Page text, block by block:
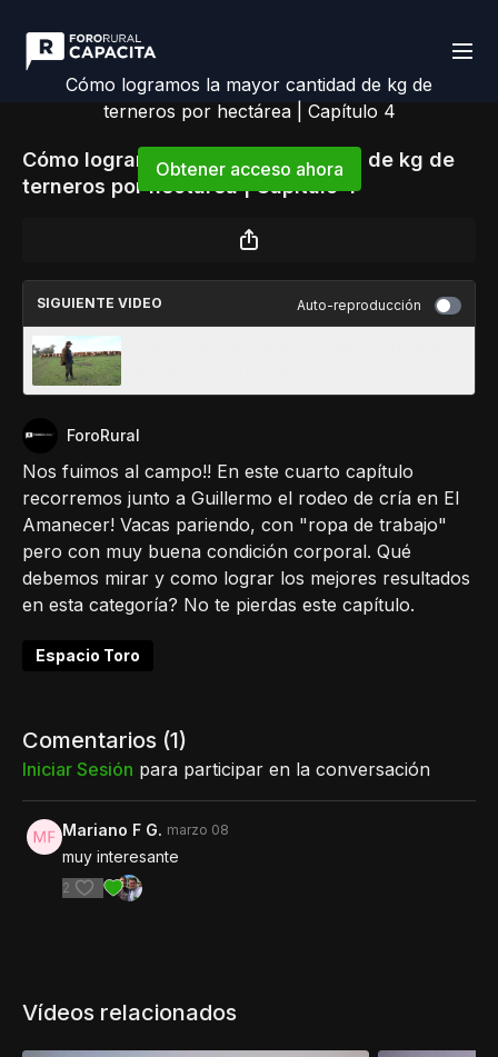
Cómo logramos la mayor cantidad de kg de
terneros por hectárea | Capítulo 4
Obtener acceso ahora
iniciar sesiónpara continuar
Cómo logramos la mayor cantidad de kg de
terneros por hectárea | Capítulo 4
SIGUIENTE VIDEO Auto-reproducción
ForoRural
Nos fuimos al campo!! En este cuarto capítulo
recorremos junto a Guillermo el rodeo de cría en El
Amanecer! Vacas pariendo, con "ropa de trabajo"
pero con muy buena condición corporal. Qué
debemos mirar y como lograr los mejores resultados
en esta categoría? No te pierdas este capítulo.
Espacio Toro
Comentarios (1)
Iniciar Sesión para participar en la conversación
Mariano F G. marzo 08
muy interesante
2
Vídeos relacionados